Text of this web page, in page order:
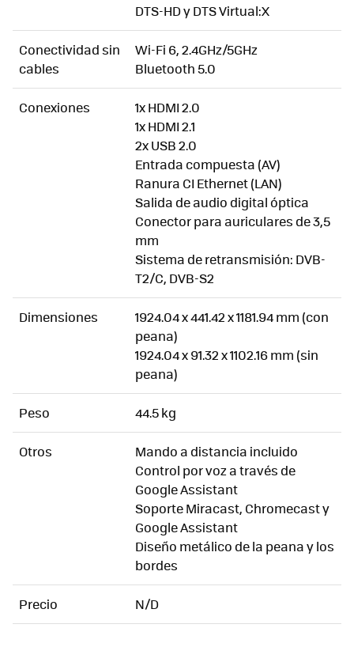
DTS-HD y DTS Virtual:X
Conectividad sin
cables
Wi-Fi 6, 2.4GHz/5GHz
Bluetooth 5.0
Conexiones
1x HDMI 2.0
1x HDMI 2.1
2x USB 2.0
Entrada compuesta (AV)
Ranura CI Ethernet (LAN)
Salida de audio digital óptica
Conector para auriculares de 3,5
mm
Sistema de retransmisión: DVB-
T2/C, DVB-S2
Dimensiones
1924.04 x 441.42 x 1181.94 mm (con
peana)
1924.04 x 91.32 x 1102.16 mm (sin
peana)
Peso 44.5 kg
Otros
Mando a distancia incluido
Control por voz a través de
Google Assistant
Soporte Miracast, Chromecast y
Google Assistant
Diseño metálico de la peana y los
bordes
Precio N/D